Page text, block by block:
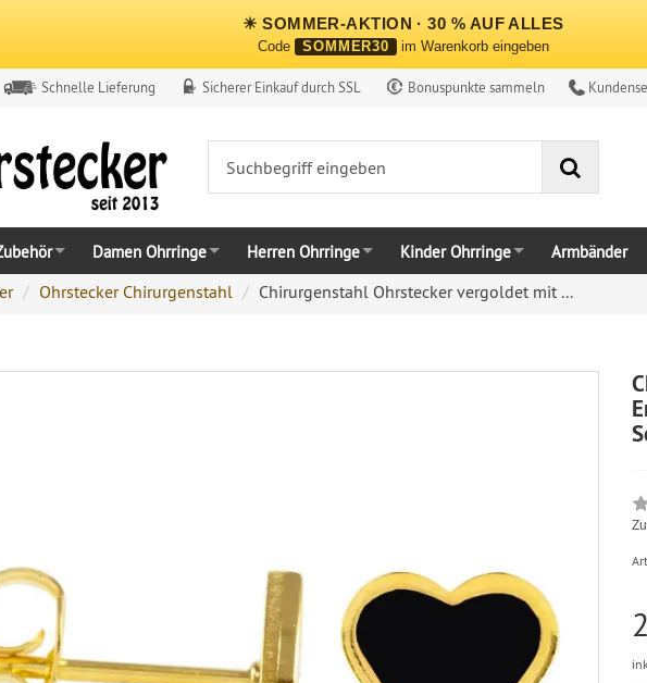
☀ SOMMER-AKTION · 30 % AUF ALLES
Code SOMMER30 im Warenkorb eingeben
Schnelle Lieferung Sicherer Einkauf durch SSL Bonuspunkte sammeln
Damen Ohrringe Herren Ohrringe Kinder Ohrringe Armbänder
Ohrstecker Chirurgenstahl Chirurgenstahl Ohrstecker vergoldet mit ...